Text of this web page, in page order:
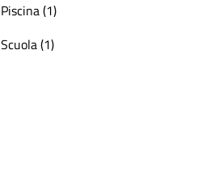
Piscina (1)
Scuola (1)